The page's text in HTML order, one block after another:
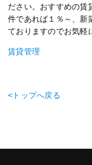
ださい。おすすめの賃
件であれば１％～、新
ておりますのでお気軽
賃貸管理
<トップへ戻る